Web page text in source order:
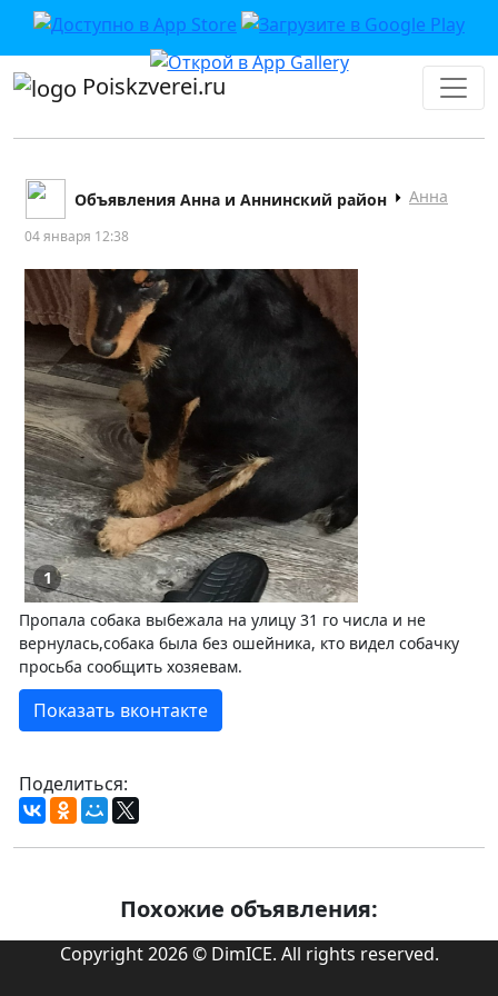
Poiskzverei.ru
Объявления Анна и Аннинский район Анна
04 января 12:38
1
Пропала собака выбежала на улицу 31 го числа и не
вернулась,собака была без ошейника, кто видел собачку
просьба сообщить хозяевам.
Показать вконтакте
Поделиться:
Похожие объявления:
Copyright 2026 © DimICE. All rights reserved.